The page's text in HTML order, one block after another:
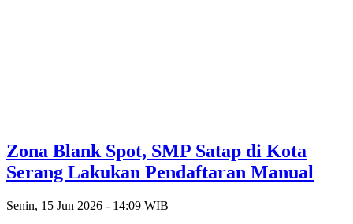
Zona Blank Spot, SMP Satap di Kota
Serang Lakukan Pendaftaran Manual
Senin, 15 Jun 2026 - 14:09 WIB